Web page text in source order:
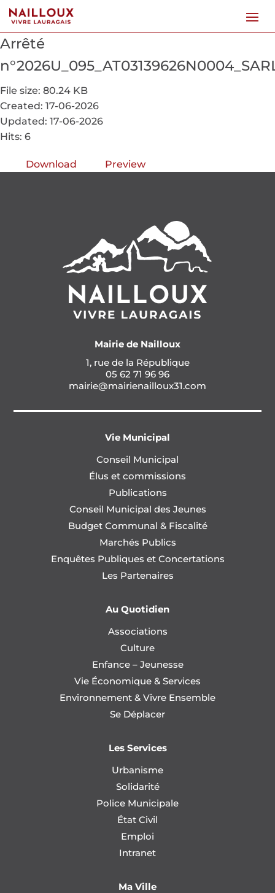
Arrêté
File size: 80.24 KB
Created: 17-06-2026
Updated: 17-06-2026
Hits: 6
Download Preview
Mairie de Nailloux
1, rue de la République
05 62 71 96 96
mairie@mairienailloux31.com
Vie Municipal
Conseil Municipal
Élus et commissions
Publications
Conseil Municipal des Jeunes
Budget Communal & Fiscalité
Marchés Publics
Enquêtes Publiques et Concertations
Les Partenaires
Au Quotidien
Associations
Culture
Enfance – Jeunesse
Vie Économique & Services
Environnement & Vivre Ensemble
Se Déplacer
Les Services
Urbanisme
Solidarité
Police Municipale
État Civil
Emploi
Intranet
Ma Ville